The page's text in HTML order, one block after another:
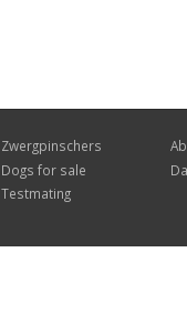
Zwergpinschers
Dogs for sale
Testmating